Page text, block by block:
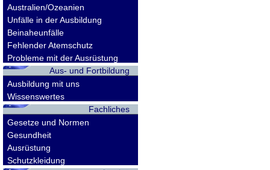
Australien/Ozeanien
Unfälle in der Ausbildung
Beinaheunfälle
Fehlender Atemschutz
Probleme mit der Ausrüstung
Aus- und Fortbildung
Ausbildung mit uns
Wissenswertes
Fachliches
Gesetze und Normen
Gesundheit
Ausrüstung
Schutzkleidung